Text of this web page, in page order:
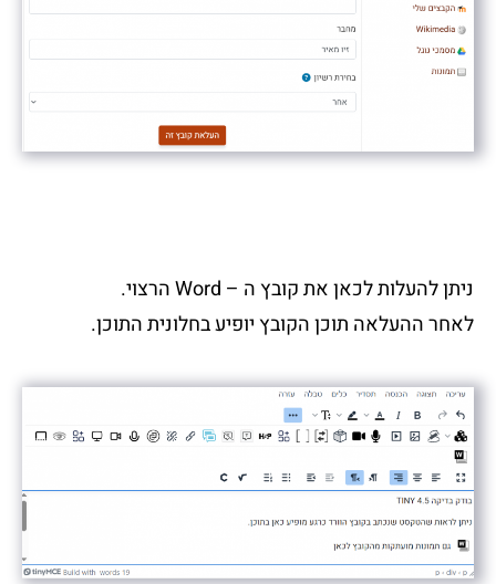
ניתן להעלות לכאן את קובץ ה – Word הרצוי.
לאחר ההעלאה תוכן הקובץ יופיע בחלונית התוכן.